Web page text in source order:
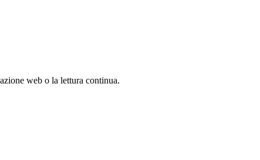
web o la lettura continua.